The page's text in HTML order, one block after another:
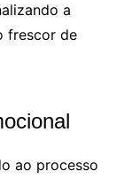
a
frescor de
ao processo